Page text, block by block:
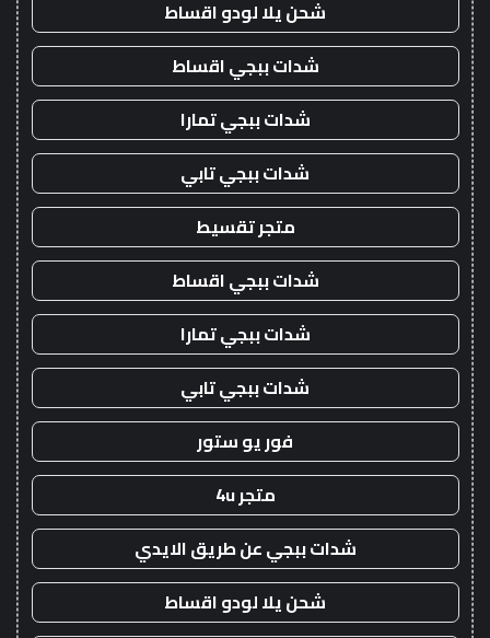
شحن يلا لودو اقساط
شدات ببجي اقساط
شدات ببجي تمارا
شدات ببجي تابي
متجر تقسيط
شدات ببجي اقساط
شدات ببجي تمارا
شدات ببجي تابي
فور يو ستور
متجر 4u
شدات ببجي عن طريق الايدي
شحن يلا لودو اقساط